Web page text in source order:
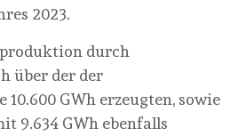
2023.
durch
über der der
GWh erzeugten, sowie
9.634 GWh ebenfalls